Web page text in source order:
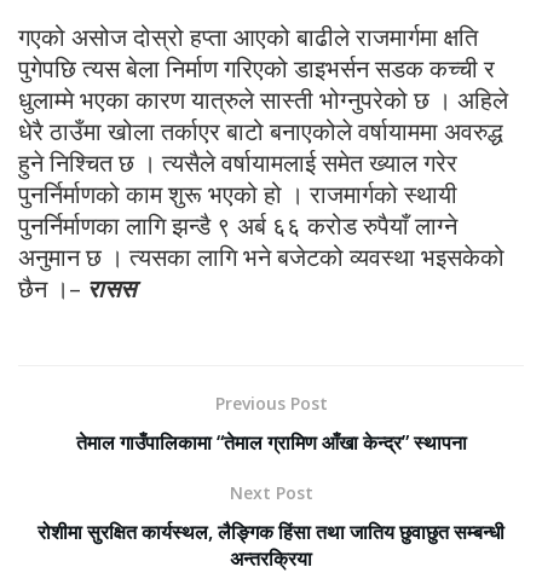
गएको असोज दोस्रो हप्ता आएको बाढीले राजमार्गमा क्षति
पुगेपछि त्यस बेला निर्माण गरिएको डाइभर्सन सडक कच्ची र
धुलाम्मे भएका कारण यात्रुले सास्ती भोग्नुपरेको छ । अहिले
धेरै ठाउँमा खोला तर्काएर बाटो बनाएकोले वर्षायाममा अवरुद्ध
हुने निश्चित छ । त्यसैले वर्षायामलाई समेत ख्याल गरेर
पुनर्निर्माणको काम शुरू भएको हो । राजमार्गको स्थायी
पुनर्निर्माणका लागि झन्डै ९ अर्ब ६६ करोड रुपैयाँ लाग्ने
अनुमान छ । त्यसका लागि भने बजेटको व्यवस्था भइसकेको
छैन ।– रासस
Previous Post
तेमाल गाउँपालिकामा “तेमाल ग्रामिण आँखा केन्द्र” स्थापना
Next Post
रोशीमा सुरक्षित कार्यस्थल, लैङ्गिक हिंसा तथा जातिय छुवाछुत सम्बन्धी
अन्तरक्रिया